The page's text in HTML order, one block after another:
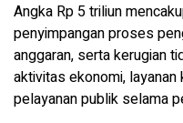
Angka Rp 5 triliun
penyimpangan proses
anggaran, serta kerugian
aktivitas ekonomi,
pelayanan publik selama